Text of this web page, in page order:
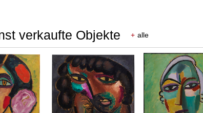
verkaufte Objekte + alle